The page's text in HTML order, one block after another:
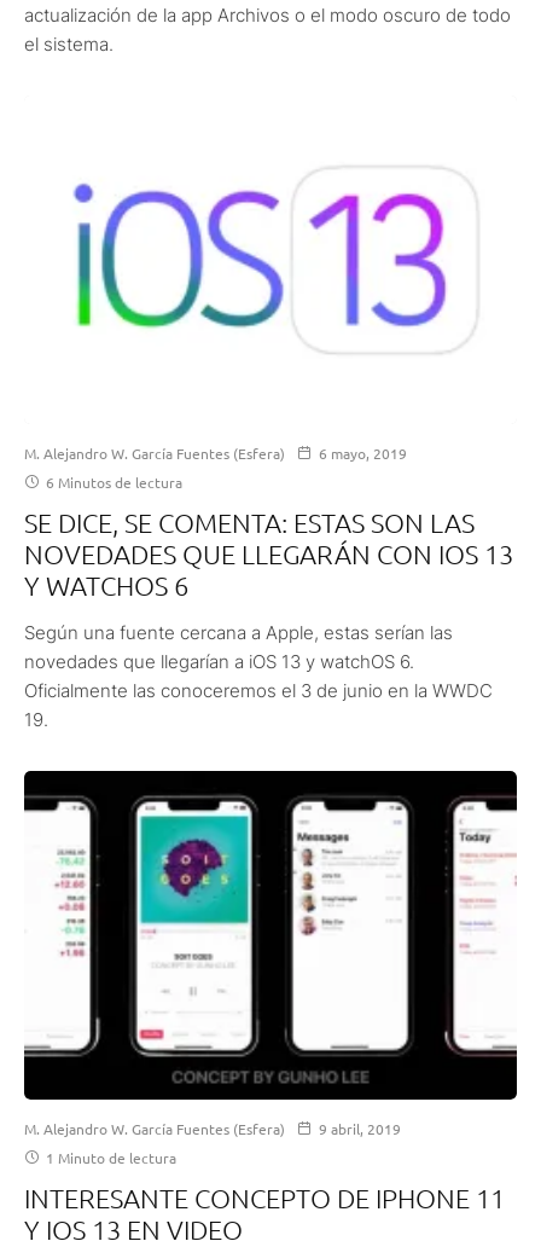
actualización de la app Archivos o el modo oscuro de todo
el sistema.
M. Alejandro W. García Fuentes (Esfera)
6 mayo, 2019
6 Minutos de lectura
SE DICE, SE COMENTA: ESTAS SON LAS
NOVEDADES QUE LLEGARÁN CON IOS 13
Y WATCHOS 6
Según una fuente cercana a Apple, estas serían las
novedades que llegarían a iOS 13 y watchOS 6.
Oficialmente las conoceremos el 3 de junio en la WWDC
19.
M. Alejandro W. García Fuentes (Esfera)
9 abril, 2019
1 Minuto de lectura
INTERESANTE CONCEPTO DE IPHONE 11
Y IOS 13 EN VIDEO